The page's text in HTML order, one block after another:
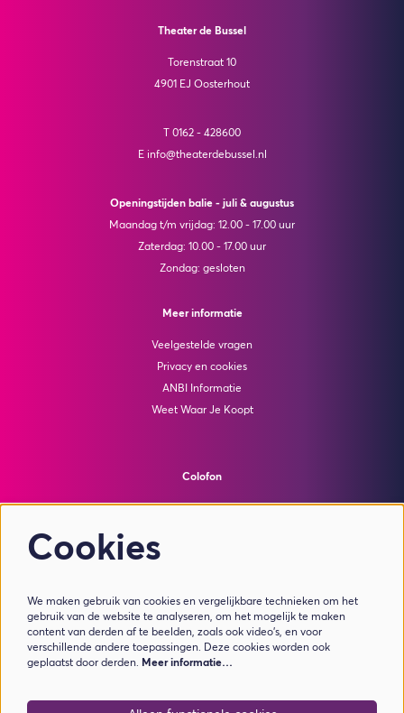
Theater de Bussel
Torenstraat 10
4901 EJ Oosterhout
T 0162 - 428600
E info@theaterdebussel.nl
Openingstijden balie - juli & augustus
Maandag t/m vrijdag: 12.00 - 17.00 uur
Zaterdag: 10.00 - 17.00 uur
Zondag: gesloten
Meer informatie
Veelgestelde vragen
Privacy en cookies
ANBI Informatie
Weet Waar Je Koopt
Colofon
© Theater de Bussel
Meld je aan voor de nieuwsbrief
Cookies
We maken gebruik van cookies en vergelijkbare technieken om het
gebruik van de website te analyseren, om het mogelijk te maken
content van derden af te beelden, zoals ook video’s, en voor
verschillende andere toepassingen. Deze cookies worden ook
geplaatst door derden. Meer informatie…